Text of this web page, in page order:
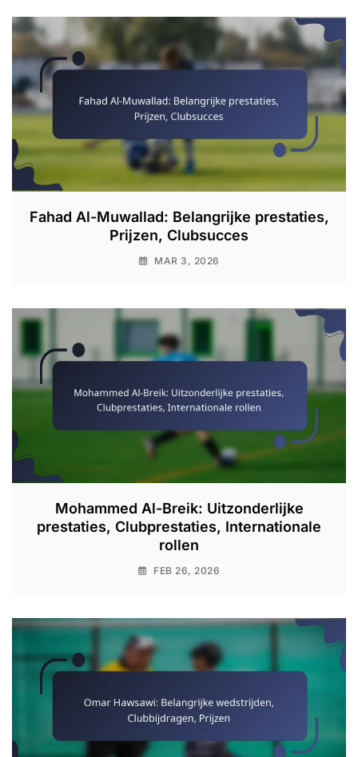
Fahad Al-Muwallad: Belangrijke prestaties,
Prijzen, Clubsucces
MAR 3, 2026
Mohammed Al-Breik: Uitzonderlijke
prestaties, Clubprestaties, Internationale
rollen
FEB 26, 2026